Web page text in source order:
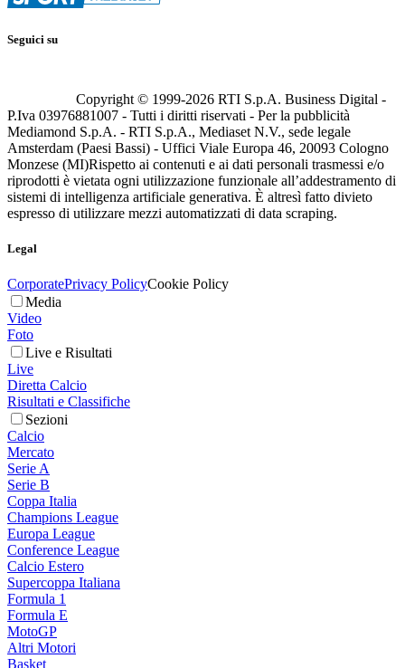
Seguici su
Copyright © 1999-2026 RTI S.p.A. Business Digital -
P.Iva 03976881007 - Tutti i diritti riservati - Per la pubblicità
Mediamond S.p.A. - RTI S.p.A., Mediaset N.V., sede legale
Amsterdam (Paesi Bassi) - Uffici Viale Europa 46, 20093 Cologno
Monzese (MI)Rispetto ai contenuti e ai dati personali trasmessi e/o
riprodotti è vietata ogni utilizzazione funzionale all’addestramento di
sistemi di intelligenza artificiale generativa. È altresì fatto divieto
espresso di utilizzare mezzi automatizzati di data scraping.
Legal
CorporatePrivacy PolicyCookie Policy
Media
Video
Foto
Live e Risultati
Live
Diretta Calcio
Risultati e Classifiche
Sezioni
Calcio
Mercato
Serie A
Serie B
Coppa Italia
Champions League
Europa League
Conference League
Calcio Estero
Supercoppa Italiana
Formula 1
Formula E
MotoGP
Altri Motori
Basket